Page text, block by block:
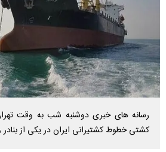
رسانه های خبری دوشنبه شب به وقت
کشتی خطوط کشتیرانی ایران در یکی از بنادر